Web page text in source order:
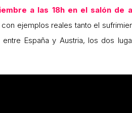
a las 18h en el salón de
ejemplos reales tanto el
España y Austria, los dos